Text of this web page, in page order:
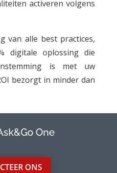
activeren volgens
van alle best practices,
digitale oplossing die
is met uw
bezorgt in minder dan
One
ONS